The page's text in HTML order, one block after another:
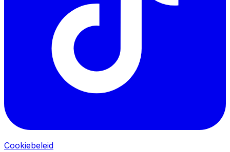
Cookiebeleid